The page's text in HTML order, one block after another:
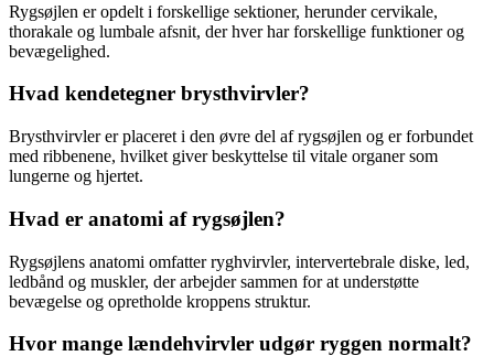
Rygsøjlen er opdelt i forskellige sektioner, herunder cervikale,
thorakale og lumbale afsnit, der hver har forskellige funktioner og
bevægelighed.
Hvad kendetegner brysthvirvler?
Brysthvirvler er placeret i den øvre del af rygsøjlen og er forbundet
med ribbenene, hvilket giver beskyttelse til vitale organer som
lungerne og hjertet.
Hvad er anatomi af rygsøjlen?
Rygsøjlens anatomi omfatter ryghvirvler, intervertebrale diske, led,
ledbånd og muskler, der arbejder sammen for at understøtte
bevægelse og opretholde kroppens struktur.
Hvor mange lændehvirvler udgør ryggen normalt?